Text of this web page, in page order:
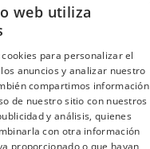
web utiliza
para personalizar el
anuncios y analizar nuestro
compartimos información
de nuestro sitio con nuestros
y análisis, quienes
con otra información
proporcionado o que hayan